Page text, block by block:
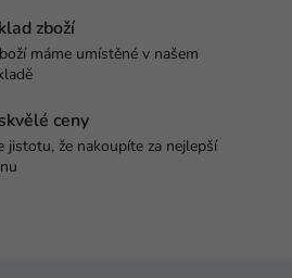
zboží
máme umístěné v našem
ceny
jistotu, že nakoupíte za nejlepší